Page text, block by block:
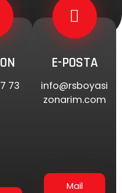
73
E-POSTA
info@rsboyasi
zonarim.com
Mail